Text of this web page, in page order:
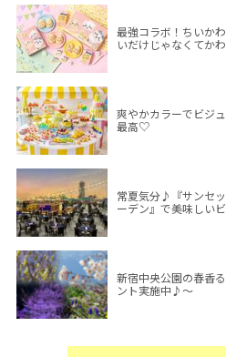
最強コラボ！ちいか
いだけじゃなくてか
爽やかカラーでビジ
最高♡
常夏気分♪『サンセ
ーデン』で美味しい
新宿中央公園の春香
ント実施中♪～